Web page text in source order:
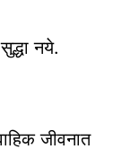
नये.
जीवनात